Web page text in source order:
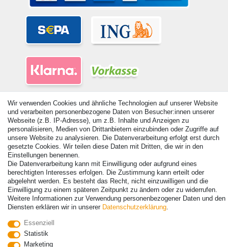
© Copyright 2026 | Alle Rechte vorbehalten. - Alle Rechte vorbehalten.
Preisangaben inkl. gesetzl. 19% MwSt. | Grundpreise siehe Artikeldetail | *Gilt für
Lieferungen nach Deutschland!
Vertrag widerrufen Kontakt
Wir verwenden Cookies und ähnliche Technologien auf unserer Website
und verarbeiten personenbezogene Daten von Besucher:innen unserer
Webseite (z.B. IP-Adresse), um z.B. Inhalte und Anzeigen zu
personalisieren, Medien von Drittanbietern einzubinden oder Zugriffe auf
unsere Website zu analysieren. Die Datenverarbeitung erfolgt erst durch
gesetzte Cookies. Wir teilen diese Daten mit Dritten, die wir in den
Einstellungen benennen.
Die Datenverarbeitung kann mit Einwilligung oder aufgrund eines
berechtigten Interesses erfolgen. Die Zustimmung kann erteilt oder
abgelehnt werden. Es besteht das Recht, nicht einzuwilligen und die
Einwilligung zu einem späteren Zeitpunkt zu ändern oder zu widerrufen.
Weitere Informationen zur Verwendung personenbezogener Daten und den
Diensten erklären wir in unserer Daten­schutz­erklärung.
Essenziell
Statistik
Marketing